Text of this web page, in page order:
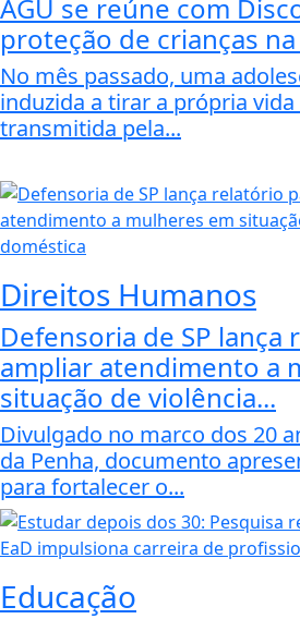
AGU se reúne com
proteção de crianças
No mês passado, uma
induzida a tirar a própria
transmitida pela...
Direitos Humanos
Defensoria de SP lança
ampliar atendimento a
situação de violência...
Divulgado no marco dos 20
da Penha, documento
para fortalecer o...
Educação